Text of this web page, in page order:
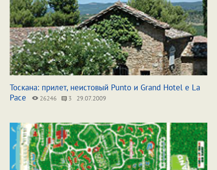
Тоскана: прилет, неистовый Punto и Grand Hotel e La
Pace
26246 3 29.07.2009